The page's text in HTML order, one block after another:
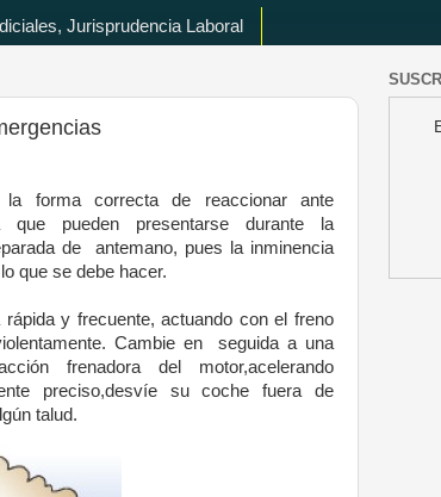
Jurisprudencia Laboral
la forma correcta de reaccionar ante
que pueden presentarse durante la
de antemano, pues la inminencia
que se debe hacer.
y frecuente, actuando con el freno
Cambie en seguida a una
frenadora del motor,acelerando
preciso,desvíe su coche fuera de
talud.